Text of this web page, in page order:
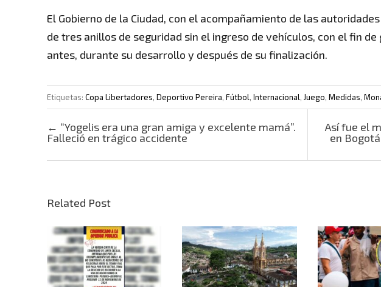
El Gobierno de la Ciudad, con el acompañamiento de las
de tres anillos de seguridad sin el ingreso de vehículos, con el fin
antes, durante su desarrollo y después de su finalización.
Etiquetas: Copa Libertadores, Deportivo Pereira, Fútbol, Internacional, Juego, Medidas,
Post navigation
← “Yogelis era una gran amiga y excelente mamá”.
Falleció en trágico accidente
Así fue el
en
Related Post